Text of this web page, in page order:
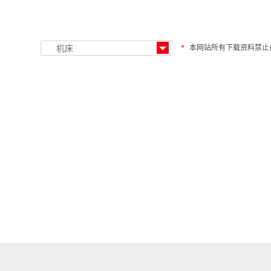
* 本网站所有下载资料禁